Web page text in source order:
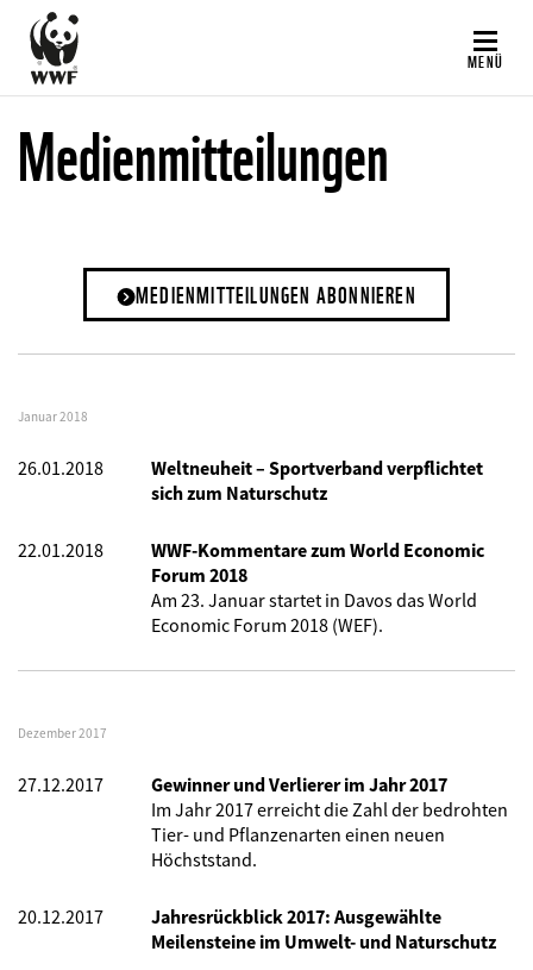
Direkt
zum
Inhalt
MENÜ
Medienmitteilungen
MEDIENMITTEILUNGEN ABONNIEREN
Januar 2018
26.01.2018
Weltneuheit – Sportverband verpflichtet
sich zum Naturschutz
22.01.2018
WWF-Kommentare zum World Economic
Forum 2018
Am 23. Januar startet in Davos das World
Economic Forum 2018 (WEF).
Dezember 2017
27.12.2017
Gewinner und Verlierer im Jahr 2017
Im Jahr 2017 erreicht die Zahl der bedrohten
Tier- und Pflanzenarten einen neuen
Höchststand.
20.12.2017
Jahresrückblick 2017: Ausgewählte
Meilensteine im Umwelt- und Naturschutz